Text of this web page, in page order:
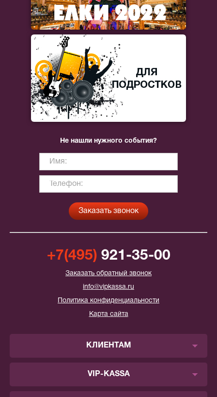
Не нашли нужного события?
+7(495) 921-35-00
Заказать обратный звонок
info@vipkassa.ru
Политика конфиденциальности
Карта сайта
КЛИЕНТАМ
VIP-KASSA